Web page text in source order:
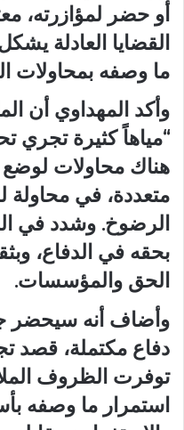
أو حضر لمؤازرته،
القضايا العادلة
ما وصفه بمحاولات
وأكد المهداوي أن
“مياهاً كثيرة تجري
هناك محاولات لوضع
متعددة، في محاولة
الرضوخ. وشدد في
بحقه في الدفاع،
الحق والمؤسسات.
دفاع مكتملة، قصد
توفرت الظروف
استمرار ما وصفه